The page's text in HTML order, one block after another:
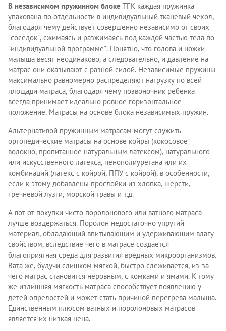
В независимом пружинном блоке TFK каждая пружинка
упакована по отдельности в индивидуальный тканевый чехол,
благодаря чему действует совершенно независимо от своих
"соседок", сжимаясь и разжимаясь под каждой частью тела по
"индивидуальной программе". Понятно, что голова и ножки
малыша весят неодинаково, а следовательно, и давление на
матрас они оказывают с разной силой. Независимые пружины
максимально равномерно распределяют нагрузку по всей
площади матраса, благодаря чему позвоночник ребенка
всегда принимает идеально ровное горизонтальное
положение. Матрасы на основе блока независимых пружин.
Альтернативой пружинным матрасам могут служить
ортопедические матрасы на основе койры (кокосовое
волокно, пропитанное натуральным латексом), натурального
или искусственного латекса, пенополиуретана или их
комбинаций (латекс с койрой, ППУ с койрой), в особенности,
если к этому добавлены прослойки из хлопка, шерсти,
гречневой лузги, морской травы и т.д.
А вот от покупки чисто поролонового или ватного матраса
лучше воздержаться. Поролон недостаточно упругий
материал, обладающий впитывающим и удерживающим влагу
свойством, вследствие чего в матрасе создается
благоприятная среда для развития вредных микроорганизмов.
Вата же, будучи слишком мягкой, быстро слеживается, из-за
чего матрас становится неровным, с комками и ямами. К тому
же излишняя мягкость матраса способствует появлению у
детей опрелостей и может стать причиной перегрева малыша.
Единственным плюсом ватных и поролоновых матрасов
является их низкая цена.